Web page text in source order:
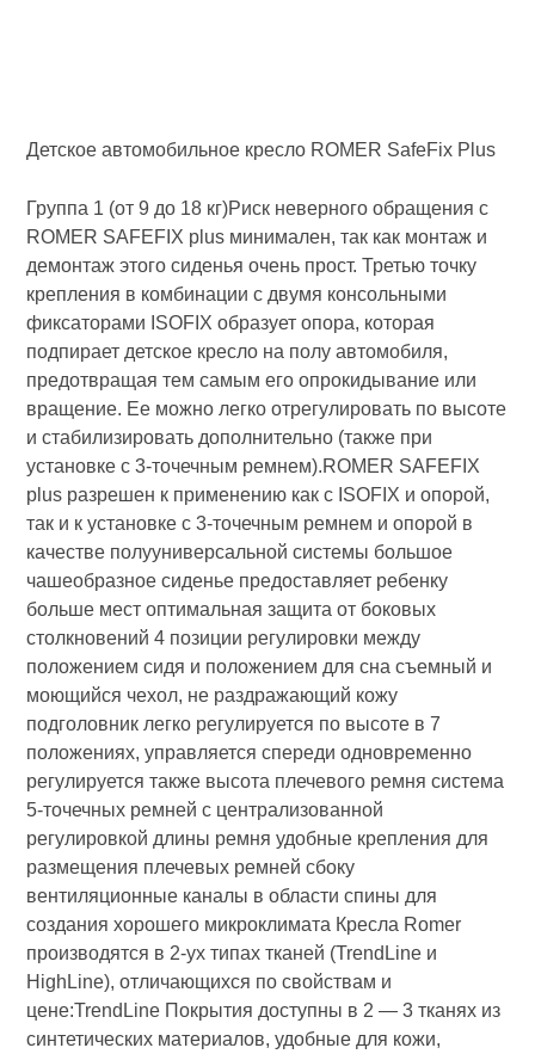
Детское автомобильное кресло ROMER SafeFix Plus
Группа 1 (от 9 до 18 кг)Риск неверного обращения с
ROMER SAFEFIX plus минимален, так как монтаж и
демонтаж этого сиденья очень прост. Третью точку
крепления в комбинации с двумя консольными
фиксаторами ISOFIX образует опора, которая
подпирает детское кресло на полу автомобиля,
предотвращая тем самым его опрокидывание или
вращение. Ее можно легко отрегулировать по высоте
и стабилизировать дополнительно (также при
установке с 3-точечным ремнем).ROMER SAFEFIX
plus разрешен к применению как с ISOFIX и опорой,
так и к установке с 3-точечным ремнем и опорой в
качестве полууниверсальной системы большое
чашеобразное сиденье предоставляет ребенку
больше мест оптимальная защита от боковых
столкновений 4 позиции регулировки между
положением сидя и положением для сна съемный и
моющийся чехол, не раздражающий кожу
подголовник легко регулируется по высоте в 7
положениях, управляется спереди одновременно
регулируется также высота плечевого ремня система
5-точечных ремней с централизованной
регулировкой длины ремня удобные крепления для
размещения плечевых ремней сбоку
вентиляционные каналы в области спины для
создания хорошего микроклимата Кресла Romer
производятся в 2-ух типах тканей (TrendLine и
HighLine), отличающихся по свойствам и
цене:TrendLine Покрытия доступны в 2 — 3 тканях из
синтетических материалов, удобные для кожи,